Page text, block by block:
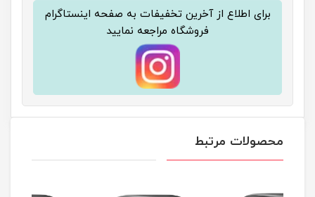
برای اطلاع از آخرین تخفیفات به صفحه اینستاگرام
فروشگاه مراجعه نمایید
محصولات مرتبط